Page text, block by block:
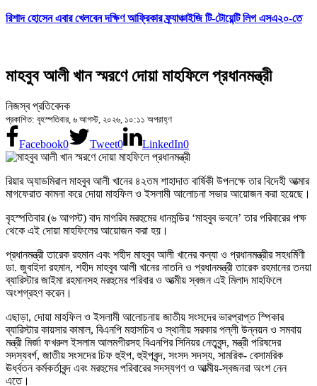
রিশাদ হোসেন এবার খেলবেন দক্ষিণ আফ্রিকার ফ্র্যাঞ্চাইজি টি-টোয়েন্টি লিগ এসএ২০-তে
মাহবুব আলী খান স্মরণে দোয়া মাহফিলে প্রধানমন্ত্রী
নিজস্ব প্রতিবেদক
প্রকাশিত: বৃহস্পতিবার, ৬ আগস্ট, ২০২৬, ১০:১১ অপরাহ্ণ
Facebook0 Tweet0 LinkedIn0
রিয়ার অ্যাডমিরাল মাহবুব আলী খানের ৪২তম শাহাদাত বার্ষিকী উপলক্ষে তার বিদেহী আত্মার
মাগফেরাত কামনা করে দোয়া মাহফিল ও ইসলামী আলোচনা সভার আয়োজন করা হয়েছে।
বৃহস্পতিবার (৬ আগস্ট) বাদ মাগরিব মরহুমের ধানমন্ডির ‘মাহবুব ভবনে’ তার পরিবারের পক্ষ
থেকে এই দোয়া মাহফিলের আয়োজন করা হয়।
প্রধানমন্ত্রী তারেক রহমান এবং শহীদ মাহবুব আলী খানের কন্যা ও প্রধানমন্ত্রীর সহধর্মিণী
ডা. জুবাইদা রহমান, শহীদ মাহবুব আলী খানের নাতনি ও প্রধানমন্ত্রী তারেক রহমানের তনয়া
ব্যারিস্টার জাইমা রহমানসহ মরহুমের পরিবার ও আত্মীয় স্বজন এই মিলাদ মাহফিলে
অংশগ্রহণ করেন।
এছাড়া, দোয়া মাহফিল ও ইসলামী আলোচনায় জাতীয় সংসদের ভারপ্রাপ্ত স্পিকার
ব্যারিস্টার কায়সার কামাল, বিএনপি মহাসচিব ও স্থানীয় সরকার পল্লী উন্নয়ন ও সমবায়
মন্ত্রী মির্জা ফখরুল ইসলাম আলমগীরসহ বিএনপির সিনিয়র নেতৃবৃন্দ, মন্ত্রী পরিষদের
সদস্যবর্গ, জাতীয় সংসদের চিফ হুইপ, হুইপবৃন্দ, সংসদ সদস্য, সামরিক- বেসামরিক
ঊর্ধ্বতন কর্মকর্তাবৃন্দ এবং মরহুমের পরিবারের সদস্যগণ ও আত্মীয়-স্বজনরা অংশ নেন
এতে।